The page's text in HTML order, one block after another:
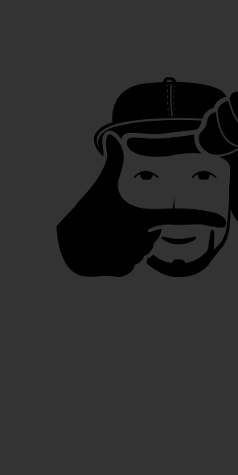
ARDENNES INSPIRATIONS
TOURISME
ARDENNES INSPIRATIONS
TOURISME